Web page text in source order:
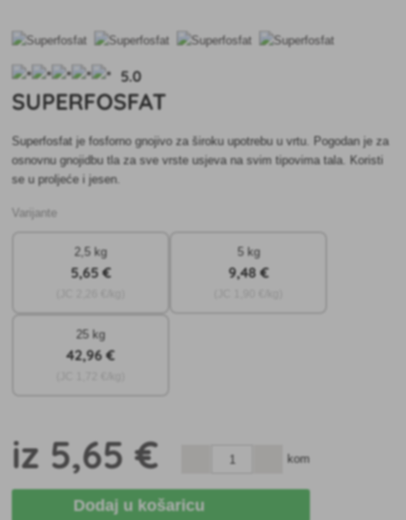
5.0
SUPERFOSFAT
Superfosfat je fosforno gnojivo za široku upotrebu u vrtu. Pogodan je za
osnovnu gnojidbu tla za sve vrste usjeva na svim tipovima tala. Koristi
se u proljeće i jesen.
Varijante
2,5 kg
5,65 €
5 kg
9,48 €
25 kg
42,96 €
iz 5,65 € kom
Dodaj u košaricu